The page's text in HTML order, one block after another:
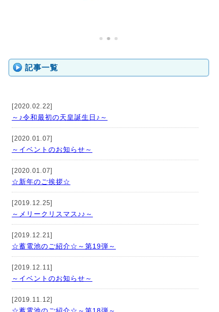
記事一覧
[2020.02.22]
～♪令和最初の天皇誕生日♪～
[2020.01.07]
～イベントのお知らせ～
[2020.01.07]
☆新年のご挨拶☆
[2019.12.25]
～メリークリスマス♪♪～
[2019.12.21]
☆蓄電池のご紹介☆～第19弾～
[2019.12.11]
～イベントのお知らせ～
[2019.11.12]